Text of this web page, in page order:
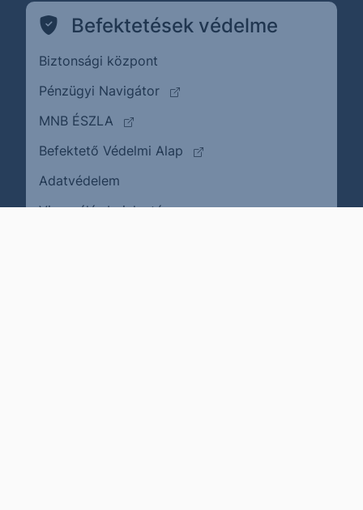
Befektetések védelme
Biztonsági központ
Pénzügyi Navigátor
(külső oldalra ugrik)
MNB ÉSZLA
(külső oldalra ugrik)
Befektető Védelmi Alap
(külső oldalra ugrik)
Adatvédelem
Visszaélés bejelentése(külső oldalra ugrik)